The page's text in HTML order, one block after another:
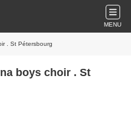
MENU
. St Pétersbourg
boys choir . St